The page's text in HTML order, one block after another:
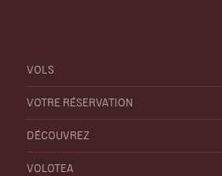
VOLS
VOTRE RÉSERVATION
DÉCOUVREZ
VOLOTEA